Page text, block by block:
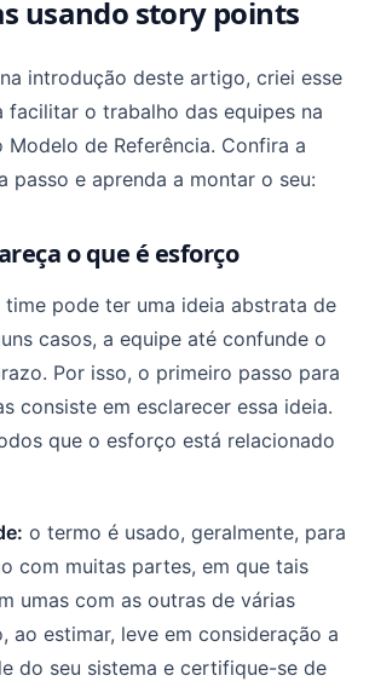
usando story points
introdução deste artigo, criei esse
facilitar o trabalho das equipes na
de Referência. Confira a
passo e aprenda a montar o seu:
o que é esforço
time pode ter uma ideia abstrata de
casos, a equipe até confunde o
Por isso, o primeiro passo para
consiste em esclarecer essa ideia.
que o esforço está relacionado
o termo é usado, geralmente, para
com muitas partes, em que tais
umas com as outras de várias
ao estimar, leve em consideração a
do seu sistema e certifique-se de